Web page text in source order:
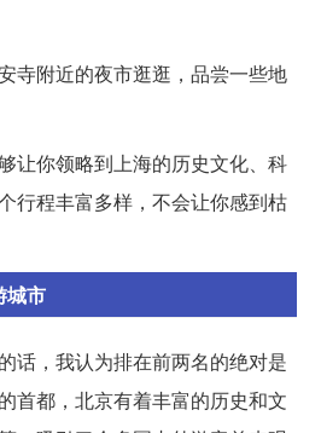
寺附近的夜市逛逛，品尝一些地
让你领略到上海的历史文化、科
行程丰富多样，不会让你感到枯
城市
话，我认为排在前两名的绝对是
首都，北京有着丰富的历史和文